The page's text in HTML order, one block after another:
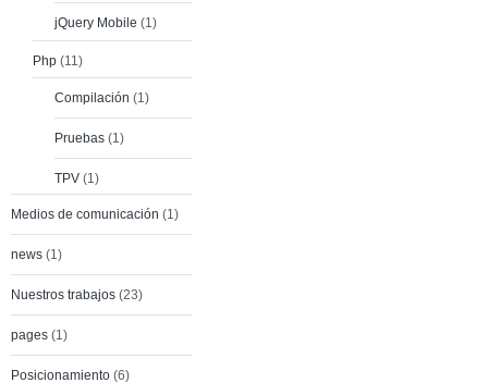
jQuery Mobile (1)
Php (11)
Compilación (1)
Pruebas (1)
TPV (1)
Medios de comunicación (1)
news (1)
Nuestros trabajos (23)
pages (1)
Posicionamiento (6)